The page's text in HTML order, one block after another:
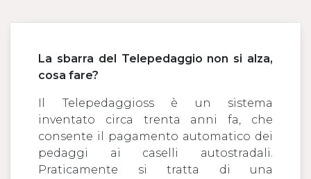
La sbarra del Telepedaggio non si alza,
cosa fare?
Il Telepedaggioss è un sistema
inventato circa trenta anni fa, che
consente il pagamento automatico dei
pedaggi ai caselli autostradali.
Praticamente si tratta di una